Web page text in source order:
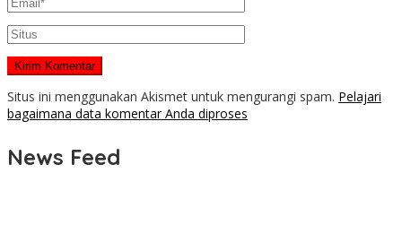
Situs ini menggunakan Akismet untuk mengurangi spam. Pelajari
bagaimana data komentar Anda diproses
News Feed